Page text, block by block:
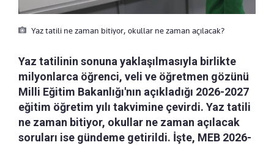
Yaz tatili ne zaman bitiyor, okullar ne zaman açılacak?
Yaz tatilinin sonuna yaklaşılmasıyla birlikte
milyonlarca öğrenci, veli ve öğretmen gözünü
Milli Eğitim Bakanlığı'nın açıkladığı 2026-2027
eğitim öğretim yılı takvimine çevirdi. Yaz tatili
ne zaman bitiyor, okullar ne zaman açılacak
soruları ise gündeme getirildi. İşte, MEB 2026-